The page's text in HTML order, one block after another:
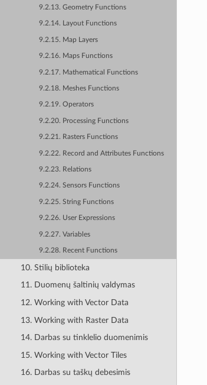
9.2.13. Geometry Functions
9.2.14. Layout Functions
9.2.15. Map Layers
9.2.16. Maps Functions
9.2.17. Mathematical Functions
9.2.18. Meshes Functions
9.2.19. Operators
9.2.20. Processing Functions
9.2.21. Rasters Functions
9.2.22. Record and Attributes Functions
9.2.23. Relations
9.2.24. Sensors Functions
9.2.25. String Functions
9.2.26. User Expressions
9.2.27. Variables
9.2.28. Recent Functions
10. Stilių biblioteka
11. Duomenų šaltinių valdymas
12. Working with Vector Data
13. Working with Raster Data
14. Darbas su tinklelio duomenimis
15. Working with Vector Tiles
16. Darbas su taškų debesimis